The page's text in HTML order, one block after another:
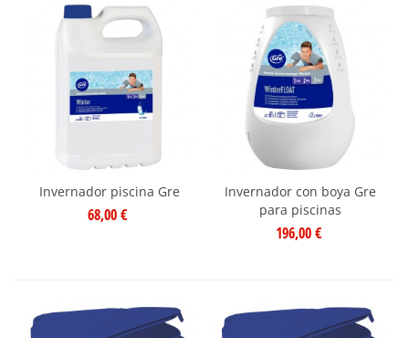
Invernador piscina Gre
68,00 €
Invernador con boya Gre
para piscinas
196,00 €